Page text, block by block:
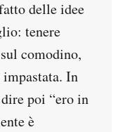
delle idee
tenere
comodino,
impastata. In
poi “ero in
è